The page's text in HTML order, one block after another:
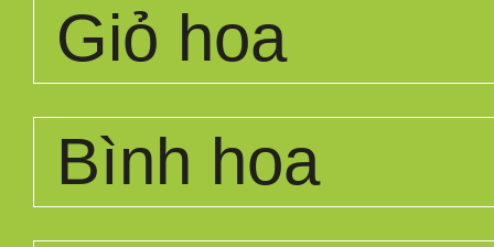
Giỏ hoa
Bình hoa